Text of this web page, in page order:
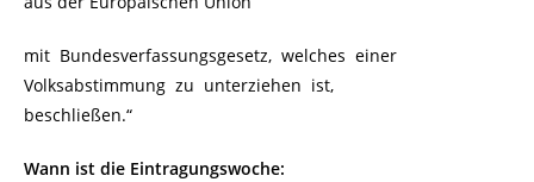
mit Bundesverfassungsgesetz, welches einer
Volksabstimmung zu unterziehen ist,
beschließen.“
Wann ist die Eintragungswoche: